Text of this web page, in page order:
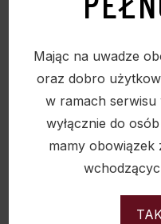
Mając na uwadze
oraz dobro
w ramach
wyłącznie do
mamy